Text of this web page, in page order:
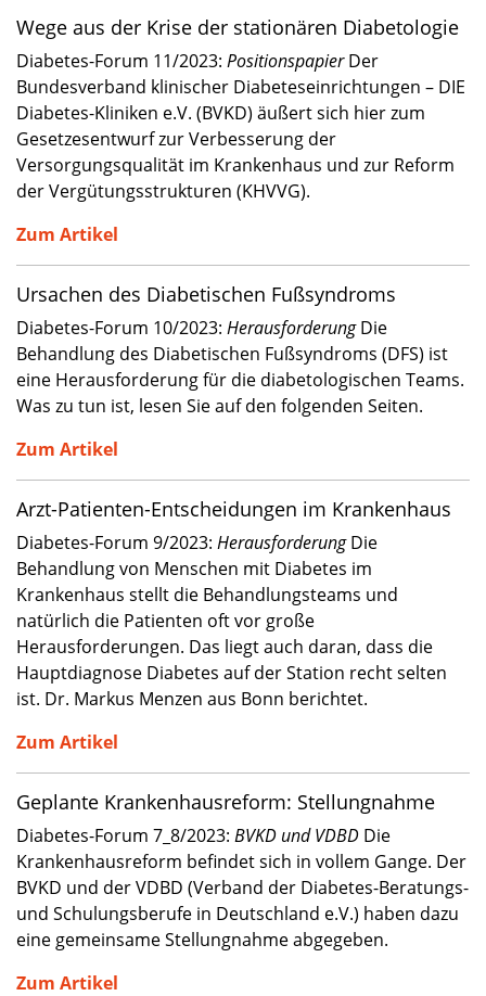
Wege aus der Krise der stationären Diabetologie
Diabetes-Forum 11/2023: PositionspapierDer
Bundesverband klinischer Diabeteseinrichtungen – DIE
Diabetes-Kliniken e.V. (BVKD) äußert sich hier zum
Gesetzesentwurf zur Verbesserung der
Versorgungsqualität im Krankenhaus und zur Reform
der Vergütungsstrukturen (KHVVG).
Zum Artikel
Ursachen des Diabetischen Fußsyndroms
Diabetes-Forum 10/2023: HerausforderungDie
Behandlung des Diabetischen Fußsyndroms (DFS) ist
eine Herausforderung für die diabetologischen Teams.
Was zu tun ist, lesen Sie auf den folgenden Seiten.
Zum Artikel
Arzt-Patienten-Entscheidungen im Krankenhaus
Diabetes-Forum 9/2023: HerausforderungDie
Behandlung von Menschen mit Diabetes im
Krankenhaus stellt die Behandlungsteams und
natürlich die Patienten oft vor große
Herausforderungen. Das liegt auch daran, dass die
Hauptdiagnose Diabetes auf der Station recht selten
ist. Dr. Markus Menzen aus Bonn berichtet.
Zum Artikel
Geplante Krankenhausreform: Stellungnahme
Diabetes-Forum 7_8/2023: BVKD und VDBD Die
Krankenhausreform befindet sich in vollem Gange. Der
BVKD und der VDBD (Verband der Diabetes-Beratungs-
und Schulungsberufe in Deutschland e.V.) haben dazu
eine gemeinsame Stellungnahme abgegeben.
Zum Artikel